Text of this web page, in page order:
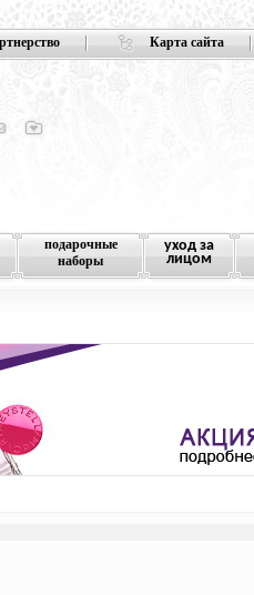
Карта сайта
подарочные
наборы
уход за
лицом